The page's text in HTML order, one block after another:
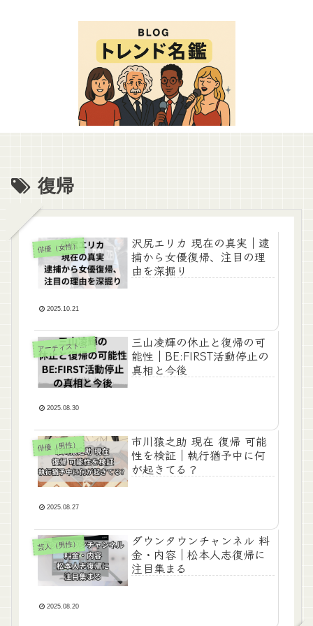
復帰
俳優（女性）
沢尻エリカ 現在の真実｜逮
捕から女優復帰、注目の理
由を深掘り
2025.10.21
ア ーティスト（男性）
三山凌輝の休止と復帰の可
能性｜BE:FIRST活動停止の
真相と今後
2025.08.30
俳優（男性）
市川猿之助 現在 復帰 可能
性を検証｜執行猶予中に何
が起きてる？
2025.08.27
芸人（男性）
ダウンタウンチャンネル 料
金・内容｜松本人志復帰に
注目集まる
2025.08.20